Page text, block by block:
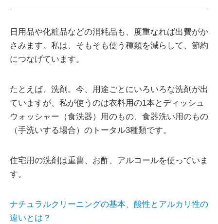
日用品や化粧品などの消耗品も、度重なれば出費がか
さみます。私は、そもそも使う種類を減らして、節約
につなげています。
たとえば、洗剤。今、用途ごとにいろいろな洗剤が出
ていますが、私が使うのは衣料用の1本とディッシュ
ウォッシャー（食洗器）用のもの、食器洗い用のもの
（手洗いする場合）のトータル3種類です。
住宅用の洗剤は重曹、お酢、アルコールを使っていま
す。
ナチュラルクリーニングの基本、酸性とアルカリ性の
違いとは？